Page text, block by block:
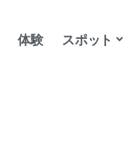
体験 スポット